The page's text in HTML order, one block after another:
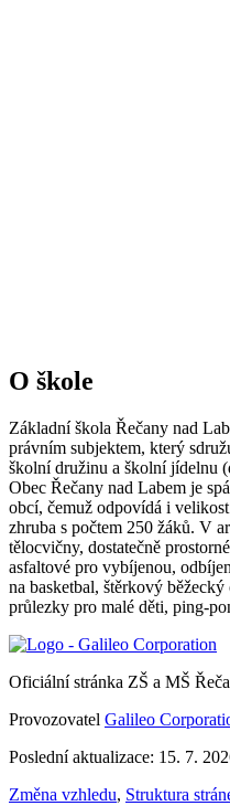
O škole
Základní škola Řečany nad
právním subjektem, který
školní družinu a školní jídelnu
Obec Řečany nad Labem je
obcí, čemuž odpovídá i
zhruba s počtem 250 žáků. V
tělocvičny, dostatečně
asfaltové pro vybíjenou,
na basketbal, štěrkový
průlezky pro malé děti, ping-
Oficiální stránka ZŠ a MŠ
Provozovatel Galileo
Poslední aktualizace: 15. 7.
Změna vzhledu, Struktura